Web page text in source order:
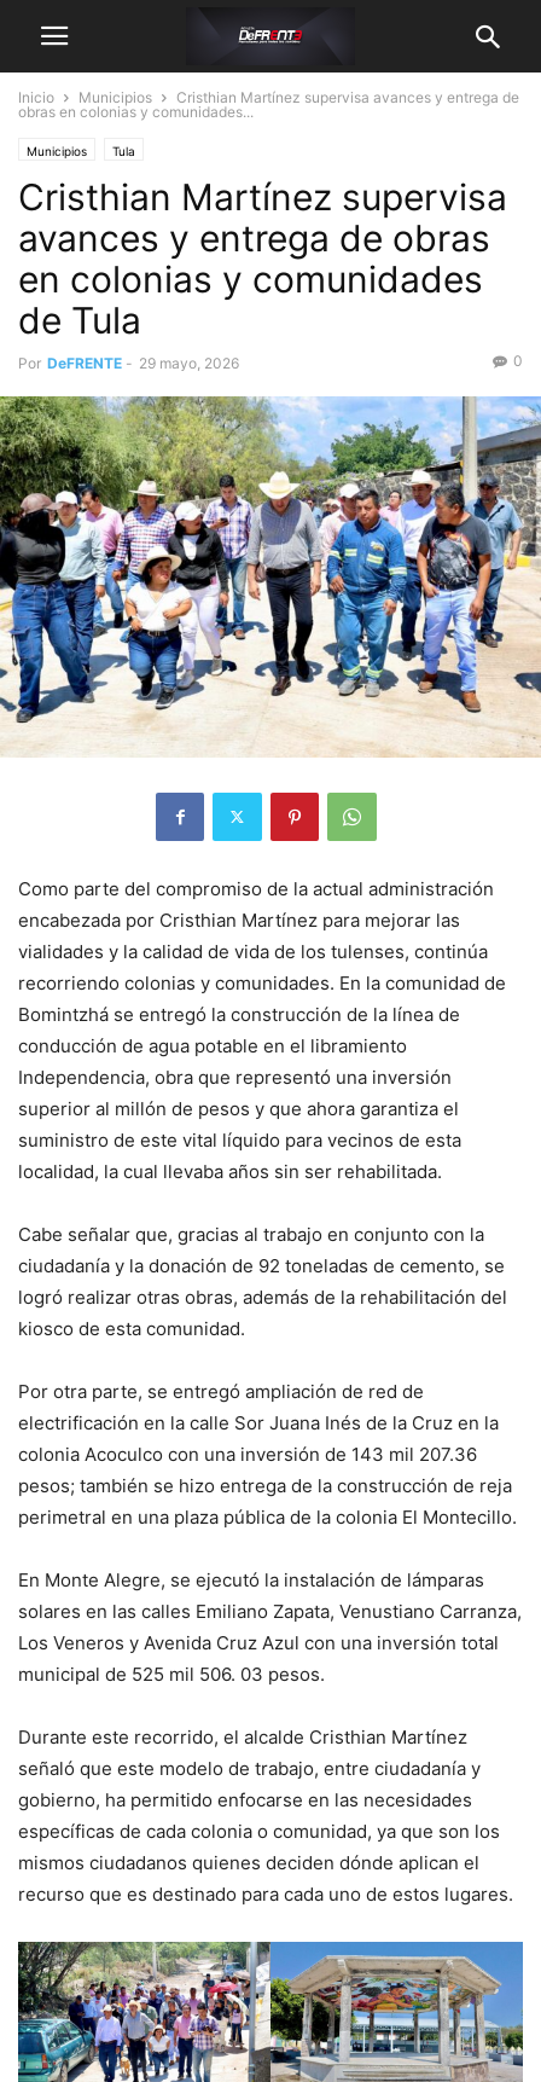
Inicio Municipios
Cristhian Martínez supervisa avances y entrega de
obras en colonias y comunidades...
Municipios Tula
Cristhian Martínez supervisa
avances y entrega de obras
en colonias y comunidades
de Tula
Por DeFRENTE - 29 mayo, 2026 0
Como parte del compromiso de la actual administración
encabezada por Cristhian Martínez para mejorar las
vialidades y la calidad de vida de los tulenses, continúa
recorriendo colonias y comunidades. En la comunidad de
Bomintzhá se entregó la construcción de la línea de
conducción de agua potable en el libramiento
Independencia, obra que representó una inversión
superior al millón de pesos y que ahora garantiza el
suministro de este vital líquido para vecinos de esta
localidad, la cual llevaba años sin ser rehabilitada.
Cabe señalar que, gracias al trabajo en conjunto con la
ciudadanía y la donación de 92 toneladas de cemento, se
logró realizar otras obras, además de la rehabilitación del
kiosco de esta comunidad.
Por otra parte, se entregó ampliación de red de
electrificación en la calle Sor Juana Inés de la Cruz en la
colonia Acoculco con una inversión de 143 mil 207.36
pesos; también se hizo entrega de la construcción de reja
perimetral en una plaza pública de la colonia El Montecillo.
En Monte Alegre, se ejecutó la instalación de lámparas
solares en las calles Emiliano Zapata, Venustiano Carranza,
Los Veneros y Avenida Cruz Azul con una inversión total
municipal de 525 mil 506. 03 pesos.
Durante este recorrido, el alcalde Cristhian Martínez
señaló que este modelo de trabajo, entre ciudadanía y
gobierno, ha permitido enfocarse en las necesidades
específicas de cada colonia o comunidad, ya que son los
mismos ciudadanos quienes deciden dónde aplican el
recurso que es destinado para cada uno de estos lugares.